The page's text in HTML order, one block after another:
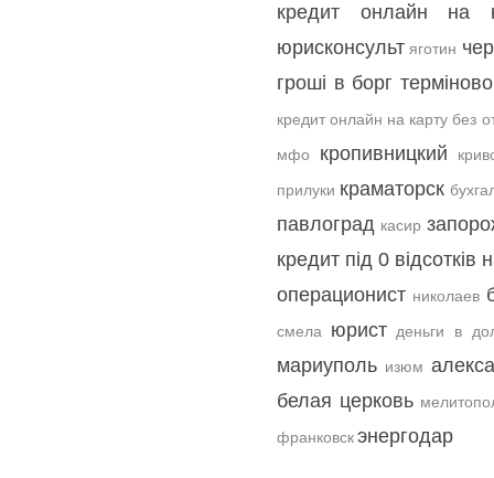
кредит онлайн на
юрисконсульт яготин
гроші в борг терміново
кредит онлайн на карту без
мфо
кропивницкий
прилуки краматорск
павлоград касир
кредит під 0 відсотків
операционист николаев
смела юрист деньги в
мариуполь изюм
белая церковь
франковскэнергодар